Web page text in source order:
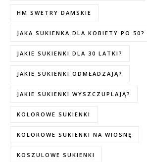
HM SWETRY DAMSKIE
JAKA SUKIENKA DLA KOBIETY PO 50?
JAKIE SUKIENKI DLA 30 LATKI?
JAKIE SUKIENKI ODMŁADZAJĄ?
JAKIE SUKIENKI WYSZCZUPLAJĄ?
KOLOROWE SUKIENKI
KOLOROWE SUKIENKI NA WIOSNĘ
KOSZULOWE SUKIENKI